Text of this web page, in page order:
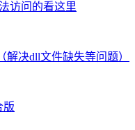
访问的看这里
解决dll文件缺失等问题）
版